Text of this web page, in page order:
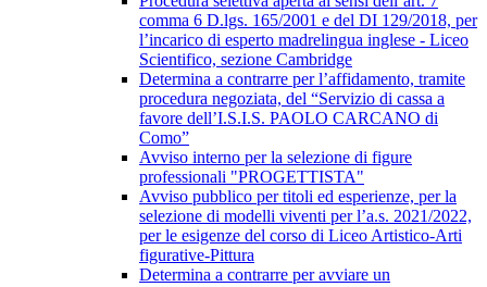
comma 6 D.lgs. 165/2001 e del DI 129/2018, per
l’incarico di esperto madrelingua inglese - Liceo
Scientifico, sezione Cambridge
Determina a contrarre per l’affidamento, tramite
procedura negoziata, del “Servizio di cassa a
favore dell’I.S.I.S. PAOLO CARCANO di
Como”
Avviso interno per la selezione di figure
professionali "PROGETTISTA"
Avviso pubblico per titoli ed esperienze, per la
selezione di modelli viventi per l’a.s. 2021/2022,
per le esigenze del corso di Liceo Artistico-Arti
figurative-Pittura
Determina a contrarre per avviare un